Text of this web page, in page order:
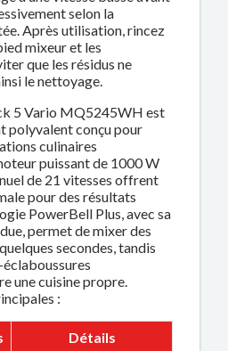
selon la
Après utilisation, rincez
mixeur et les
que les résidus ne
le nettoyage.
5 Vario MQ5245WH est
polyvalent conçu pour
culinaires
puissant de 1000 W
de 21 vitesses offrent
pour des résultats
PowerBell Plus, avec sa
permet de mixer des
secondes, tandis
une cuisine propre.
:
Détails